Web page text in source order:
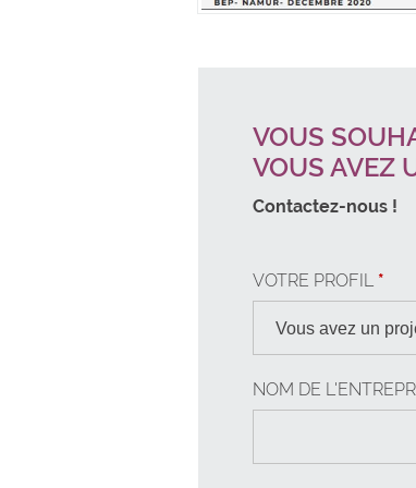
VOUS
VOUS AVEZ
Contactez-nous !
VOTRE PROFIL *
Vous avez un
NOM DE